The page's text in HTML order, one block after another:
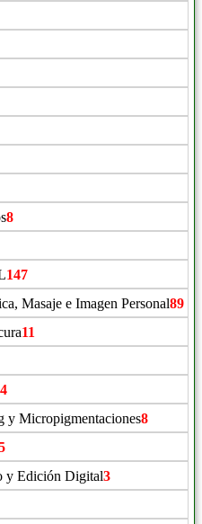
8
147
Masaje e Imagen Personal89
11
4
y Micropigmentaciones8
y Edición Digital3